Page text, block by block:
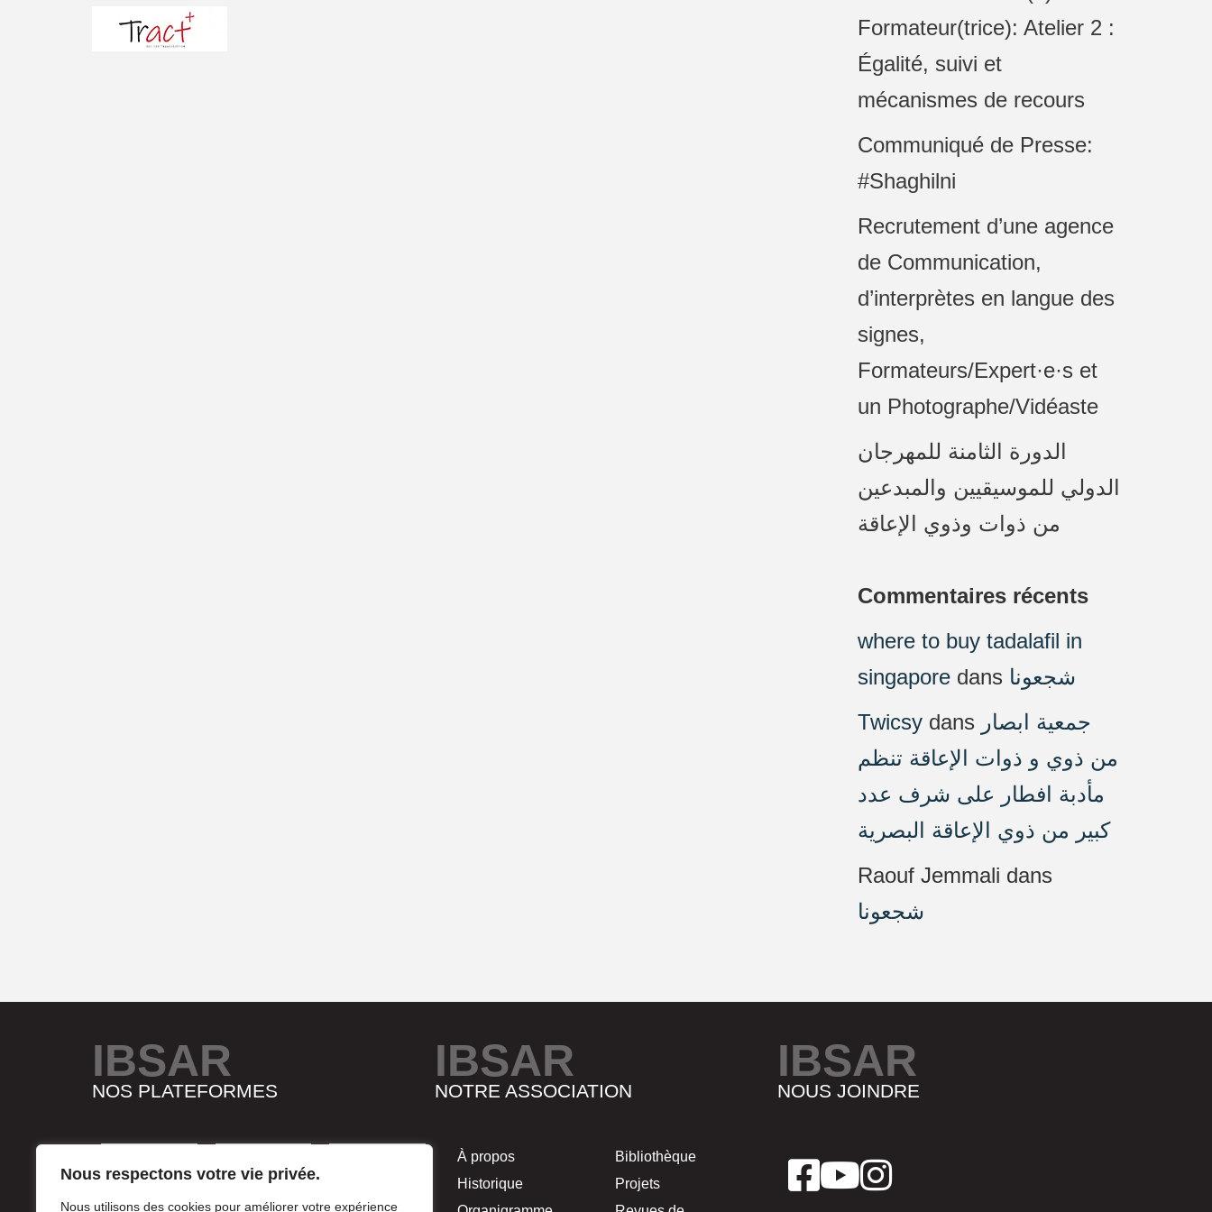
Nous respectons votre vie privée.
Nous utilisons des cookies pour améliorer votre expérience
Formateur(trice): Atelier 2 :
Égalité, suivi et
mécanismes de recours
Communiqué de Presse:
#Shaghilni
Recrutement d’une agence
de Communication,
d’interprètes en langue des
signes,
Formateurs/Expert·e·s et
un Photographe/Vidéaste
الدورة الثامنة للمهرجان
الدولي للموسيقيين والمبدعين
من ذوات وذوي الإعاقة
Commentaires récents
where to buy tadalafil in
singapore dans شجعونا
Twicsy dans جمعية ابصار
من ذوي و ذوات الإعاقة تنظم
مأدبة افطار على شرف عدد
كبير من ذوي الإعاقة البصرية
Raouf Jemmali dans
شجعونا
IBSAR
NOS PLATEFORMES
IBSAR
NOTRE ASSOCIATION
À propos
Historique
Bibliothèque
Projets
IBSAR
NOUS JOINDRE